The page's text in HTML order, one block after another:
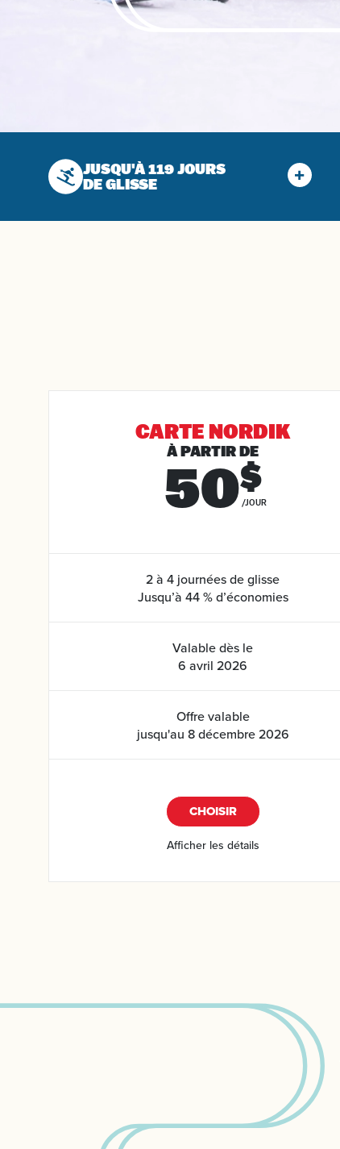
JUSQU'À 119 JOURS
DE GLISSE
CARTE NORDIK
À PARTIR DE
50$
/JOUR
2 à 4 journées de glisse
Jusqu’à 44 % d’économies
Valable dès le
6 avril 2026
Offre valable
jusqu'au 8 décembre 2026
CHOISIR
Afficher les détails